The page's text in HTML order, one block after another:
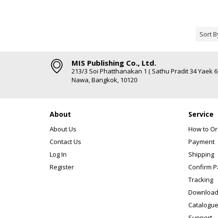
Sort
MIS Publishing Co., Ltd.
213/3 Soi Phatthanakan 1 ( Sathu Pradit 34 Yaek
Nawa, Bangkok, 10120
About
About Us
Contact Us
Log In
Register
Service
How to
Payment
Shipping
Confirm
Tracking